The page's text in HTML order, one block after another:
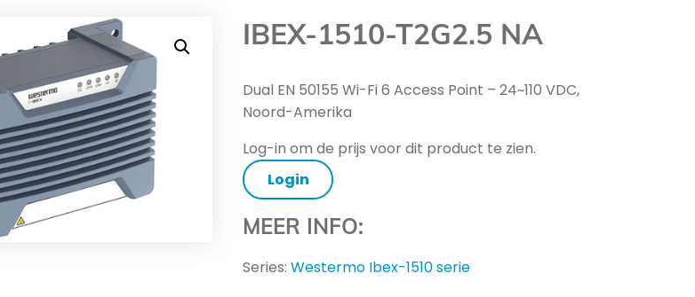
IBEX-1510-T2G2.5 NA
Dual EN 50155 Wi-Fi 6 Access Point – 24~110 VDC,
Noord-Amerika
Log-in om de prijs voor dit product te zien.
Login
MEER INFO:
Series:Westermo Ibex-1510 serie